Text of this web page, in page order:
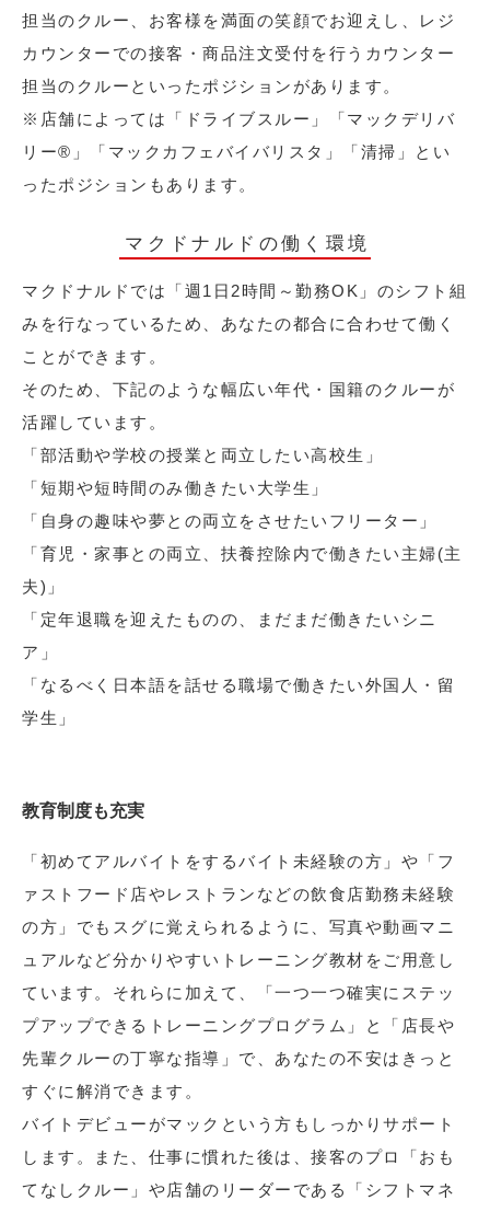
担当のクルー、お客様を満面の笑顔でお迎えし、レジ
カウンターでの接客・商品注文受付を行うカウンター
担当のクルーといったポジションがあります。
※店舗によっては「ドライブスルー」「マックデリバ
リー®︎」「マックカフェバイバリスタ」「清掃」とい
ったポジションもあります。
マクドナルドの働く環境
マクドナルドでは「週1日2時間～勤務OK」のシフト組
みを行なっているため、あなたの都合に合わせて働く
ことができます。
そのため、下記のような幅広い年代・国籍のクルーが
活躍しています。
「部活動や学校の授業と両立したい高校生」
「短期や短時間のみ働きたい大学生」
「自身の趣味や夢との両立をさせたいフリーター」
「育児・家事との両立、扶養控除内で働きたい主婦(主
夫)」
「定年退職を迎えたものの、まだまだ働きたいシニ
ア」
「なるべく日本語を話せる職場で働きたい外国人・留
学生」
教育制度も充実
「初めてアルバイトをするバイト未経験の方」や「フ
ァストフード店やレストランなどの飲食店勤務未経験
の方」でもスグに覚えられるように、写真や動画マニ
ュアルなど分かりやすいトレーニング教材をご用意し
ています。それらに加えて、「一つ一つ確実にステッ
プアップできるトレーニングプログラム」と「店長や
先輩クルーの丁寧な指導」で、あなたの不安はきっと
すぐに解消できます。
バイトデビューがマックという方もしっかりサポート
します。また、仕事に慣れた後は、接客のプロ「おも
てなしクルー」や店舗のリーダーである「シフトマネ